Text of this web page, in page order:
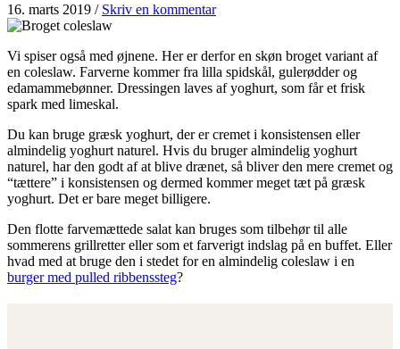
16. marts 2019 / Skriv en kommentar
Vi spiser også med øjnene. Her er derfor en skøn broget variant af
en coleslaw. Farverne kommer fra lilla spidskål, gulerødder og
edamammebønner. Dressingen laves af yoghurt, som får et frisk
spark med limeskal.
Du kan bruge græsk yoghurt, der er cremet i konsistensen eller
almindelig yoghurt naturel. Hvis du bruger almindelig yoghurt
naturel, har den godt af at blive drænet, så bliver den mere cremet og
“tættere” i konsistensen og dermed kommer meget tæt på græsk
yoghurt. Det er bare meget billigere.
Den flotte farvemættede salat kan bruges som tilbehør til alle
sommerens grillretter eller som et farverigt indslag på en buffet. Eller
hvad med at bruge den i stedet for en almindelig coleslaw i en
burger med pulled ribbenssteg?